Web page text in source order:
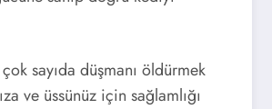
sayıda düşmanı öldürmek
ve üssünüz için sağlamlığı